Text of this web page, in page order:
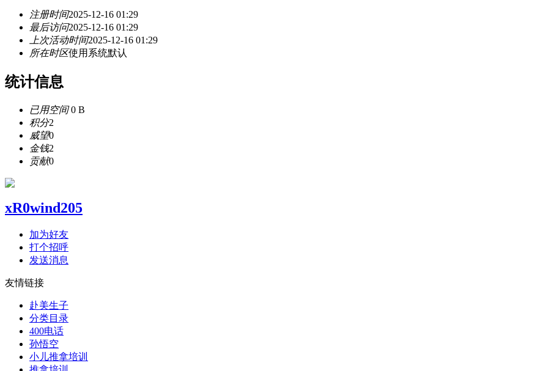
注册时间2025-12-16 01:29
最后访问2025-12-16 01:29
上次活动时间2025-12-16 01:29
所在时区使用系统默认
统计信息
已用空间0 B
积分2
威望0
金钱2
贡献0
xR0wind205
加为好友
打个招呼
发送消息
友情链接
赴美生子
分类目录
400电话
孙悟空
小儿推拿培训